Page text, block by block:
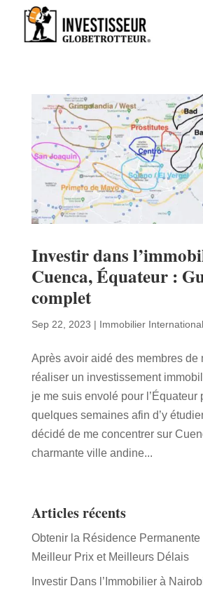
Investir dans
Cuenca, Équateur :
complet
Sep 22, 2023 | Immobilier International
Après avoir aidé des membres de
réaliser un investissement
je me suis envolé pour l’Équateur
quelques semaines afin d’y
décidé de me concentrer sur
charmante ville andine...
Articles récents
Obtenir la Résidence Permanente
Meilleur Prix et Meilleurs Délais
Investir Dans l’Immobilier à